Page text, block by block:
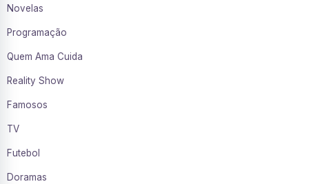
Novelas
Programação
Quem Ama Cuida
Reality Show
Famosos
TV
Futebol
Doramas